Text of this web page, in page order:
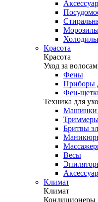
Красота
Красота
Уход за
Фены
Приборы
Фен-
Техника для
Машинки
Бритвы
Весы
Климат
Климат
Кондиционеры